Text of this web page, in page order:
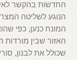
החדשות בהקשר
הנוגע לשליטה
המונח כנען, כפי
האזור שבין מורדות
שכולל את לבנון,